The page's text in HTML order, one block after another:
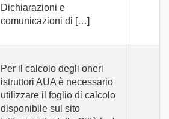
Dichiarazioni e
comunicazioni di […]
Per il calcolo degli oneri
istruttori AUA è necessario
utilizzare il foglio di calcolo
disponibile sul sito